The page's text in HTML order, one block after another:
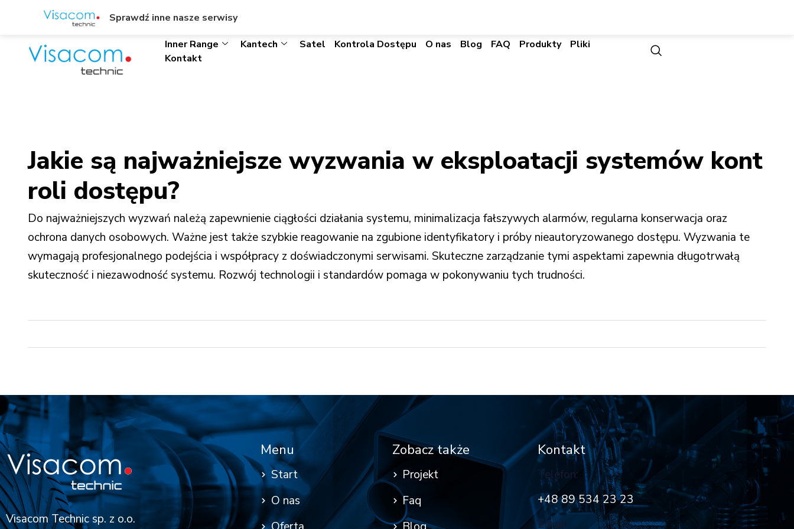
ul. Wł. Trylińskiego 8/L1, Olsztyn +48895342323
Inner Range Kantech Satel Kontrola Dostępu O nas Blog FAQ Produkty
Pliki
Kontakt
Jakie są najważniejsze wyzwania w eksploatacji systemów kont
roli dostępu?
Do najważniejszych wyzwań należą zapewnienie ciągłości działania systemu, minimalizacja fałszywych alarmów, regularna konserwacja oraz
ochrona danych osobowych. Ważne jest także szybkie reagowanie na zgubione identyfikatory i próby nieautoryzowanego dostępu. Wyzwania te
wymagają profesjonalnego podejścia i współpracy z doświadczonymi serwisami. Skuteczne zarządzanie tymi aspektami zapewnia długotrwałą
skuteczność i niezawodność systemu. Rozwój technologii i standardów pomaga w pokonywaniu tych trudności.
Visacom Technic sp. z o.o.
Menu
Start
O nas
Zobacz także
Projekt
Faq
Kontakt
Telefon:
+48 89 534 23 23
Email:
Sprawdź inne nasze serwisy